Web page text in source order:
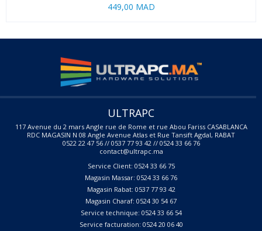
449,00 MAD
ULTRAPC
117 Avenue du 2 mars Angle rue de Rome et rue Abou Fariss CASABLANCA
RDC MAGASIN N 08 Angle Avenue Atlas et Rue Tansift Agdal, RABAT
0522 22 47 56 // 0537 77 93 42 // 0524 33 66 76
contact@ultrapc.ma
Service Client: 0524 33 66 75
Magasin Massar: 0524 33 66 76
Magasin Rabat: 0537 77 93 42
Magasin Charaf: 0524 30 54 67
Service technique: 0524 33 66 54
Service facturation: 0524 20 06 40